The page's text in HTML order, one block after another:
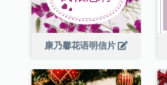
康乃馨花语明信片